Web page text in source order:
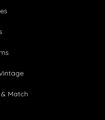
Match